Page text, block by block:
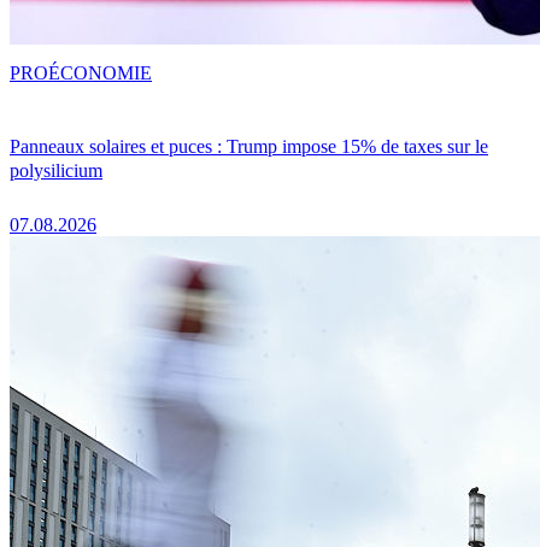
Panneaux solaires et puces : Trump impose 15% de taxes sur le
polysilicium
07.08.2026
PROÉCONOMIE